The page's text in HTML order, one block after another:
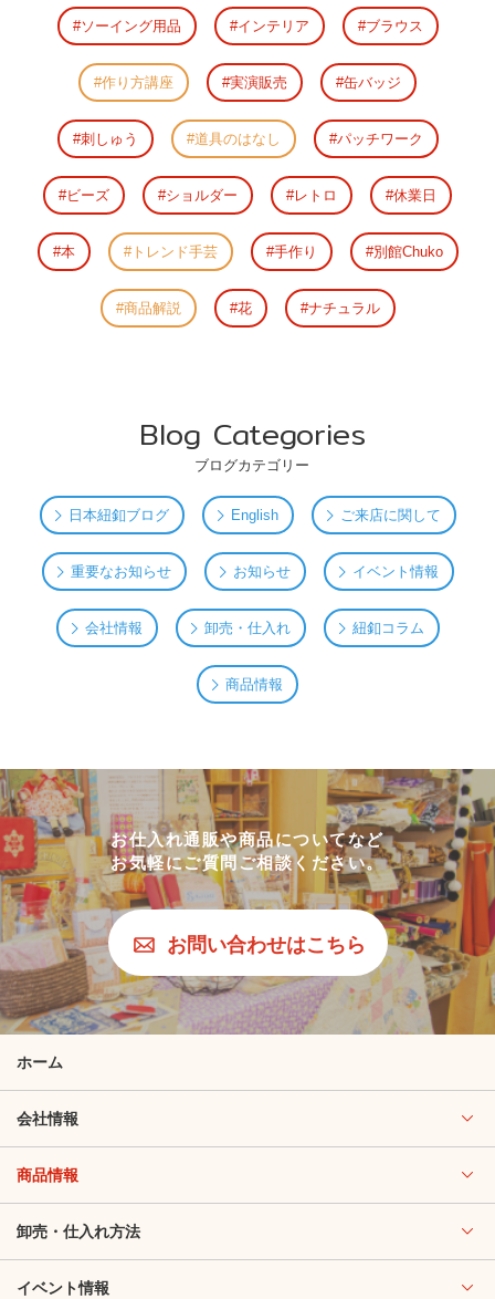
ソーイング用品 インテリア ブラウス
作り方講座 実演販売 缶バッジ
刺しゅう 道具のはなし パッチワーク
ビーズ ショルダー レトロ 休業日
本 トレンド手芸 手作り 別館Chuko
商品解説 花 ナチュラル
Blog Categories
ブログカテゴリー
日本紐釦ブログ English ご来店に関して
重要なお知らせ お知らせ イベント情報
会社情報 卸売・仕入れ 紐釦コラム
商品情報
お仕入れ通販や商品についてなど
お気軽にご質問ご相談ください。
お問い合わせはこちら
ホーム
会社情報
商品情報
卸売・仕入れ方法
イベント情報